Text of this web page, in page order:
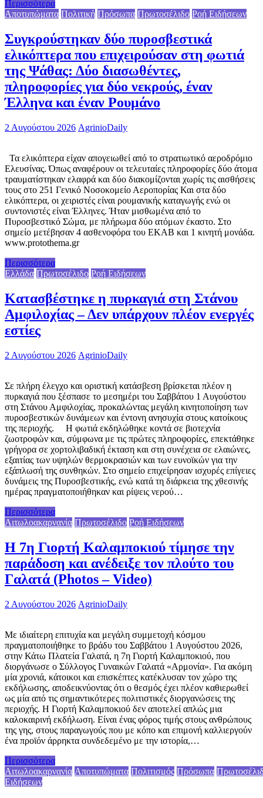
Περισσότερα
Αποτυπώματα Πολιτική Πρόσωπα Πρωτοσέλιδο Ροή Ειδήσεων
Συγκρούστηκαν δύο πυροσβεστικά
ελικόπτερα που επιχειρούσαν στη φωτιά
της Ψάθας: Δύο διασωθέντες,
πληροφορίες για δύο νεκρούς, έναν
Έλληνα και έναν Ρουμάνο
2 Αυγούστου 2026 AgrinioDaily
Τα ελικόπτερα είχαν απογειωθεί από το στρατιωτικό αεροδρόμιο
Ελευσίνας. Όπως αναφέρουν οι τελευταίες πληροφορίες δύο άτομα
τραυματίστηκαν ελαφρά και δύο διακομίζονται χωρίς τις αισθήσεις
τους στο 251 Γενικό Νοσοκομείο Αεροπορίας Και στα δύο
ελικόπτερα, οι χειριστές είναι ρουμανικής καταγωγής ενώ οι
συντονιστές είναι Έλληνες. Ήταν μισθωμένα από το
Πυροσβεστικό Σώμα, με πλήρωμα δύο ατόμων έκαστο. Στο
σημείο μετέβησαν 4 ασθενοφόρα του ΕΚΑΒ και 1 κινητή μονάδα.
www.protothema.gr
Περισσότερα
Ελλάδα Πρωτοσέλιδο Ροή Ειδήσεων
Κατασβέστηκε η πυρκαγιά στη Στάνου
Αμφιλοχίας – Δεν υπάρχουν πλέον ενεργές
εστίες
2 Αυγούστου 2026 AgrinioDaily
Σε πλήρη έλεγχο και οριστική κατάσβεση βρίσκεται πλέον η
πυρκαγιά που ξέσπασε το μεσημέρι του Σαββάτου 1 Αυγούστου
στη Στάνου Αμφιλοχίας, προκαλώντας μεγάλη κινητοποίηση των
πυροσβεστικών δυνάμεων και έντονη ανησυχία στους κατοίκους
της περιοχής. Η φωτιά εκδηλώθηκε κοντά σε βιοτεχνία
ζωοτροφών και, σύμφωνα με τις πρώτες πληροφορίες, επεκτάθηκε
γρήγορα σε χορτολιβαδική έκταση και στη συνέχεια σε ελαιώνες,
εξαιτίας των υψηλών θερμοκρασιών και των ευνοϊκών για την
εξάπλωσή της συνθηκών. Στο σημείο επιχείρησαν ισχυρές επίγειες
δυνάμεις της Πυροσβεστικής, ενώ κατά τη διάρκεια της χθεσινής
ημέρας πραγματοποιήθηκαν και ρίψεις νερού…
Περισσότερα
Αιτωλοακαρνανία Πρωτοσέλιδο Ροή Ειδήσεων
Η 7η Γιορτή Καλαμποκιού τίμησε την
παράδοση και ανέδειξε τον πλούτο του
Γαλατά (Photos – Video)
2 Αυγούστου 2026 AgrinioDaily
Με ιδιαίτερη επιτυχία και μεγάλη συμμετοχή κόσμου
πραγματοποιήθηκε το βράδυ του Σαββάτου 1 Αυγούστου 2026,
στην Κάτω Πλατεία Γαλατά, η 7η Γιορτή Καλαμποκιού, που
διοργάνωσε ο Σύλλογος Γυναικών Γαλατά «Αρμονία». Για ακόμη
μία χρονιά, κάτοικοι και επισκέπτες κατέκλυσαν τον χώρο της
εκδήλωσης, αποδεικνύοντας ότι ο θεσμός έχει πλέον καθιερωθεί
ως μία από τις σημαντικότερες πολιτιστικές διοργανώσεις της
περιοχής. Η Γιορτή Καλαμποκιού δεν αποτελεί απλώς μια
καλοκαιρινή εκδήλωση. Είναι ένας φόρος τιμής στους ανθρώπους
της γης, στους παραγωγούς που με κόπο και επιμονή καλλιεργούν
ένα προϊόν άρρηκτα συνδεδεμένο με την ιστορία,…
Περισσότερα
Αιτωλοακαρνανία Αποτυπώματα Πολιτισμός Πρόσωπα
Ειδήσεων